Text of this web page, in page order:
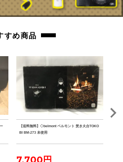
すめ商品
【送料無料】◇belmont ベルモント 焚き火台TOKO
BI BM-273 未使用